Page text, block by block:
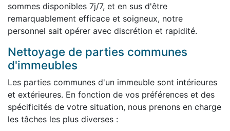
sommes disponibles 7j/7, et en sus d'être
remarquablement efficace et soigneux, notre
personnel sait opérer avec discrétion et rapidité.
Nettoyage de parties communes
d'immeubles
Les parties communes d'un immeuble sont intérieures
et extérieures. En fonction de vos préférences et des
spécificités de votre situation, nous prenons en charge
les tâches les plus diverses :